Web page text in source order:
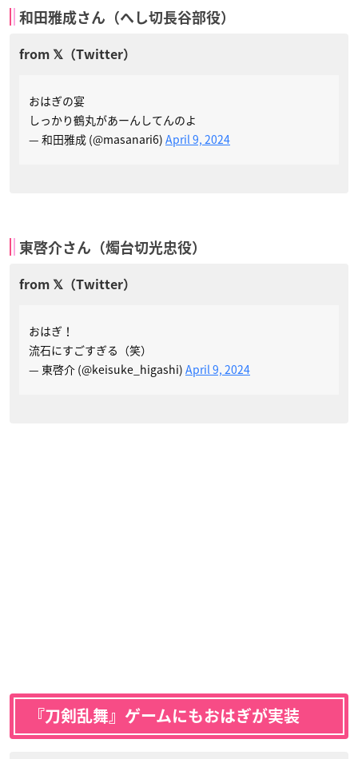
和田雅成さん（へし切長谷部役）
おはぎの宴
しっかり鶴丸があーんしてんのよ
— 和田雅成 (@masanari6) April 9, 2024
東啓介さん（燭台切光忠役）
おはぎ！
流石にすごすぎる（笑）
— 東啓介 (@keisuke_higashi) April 9, 2024
『刀剣乱舞』ゲームにもおはぎが実装